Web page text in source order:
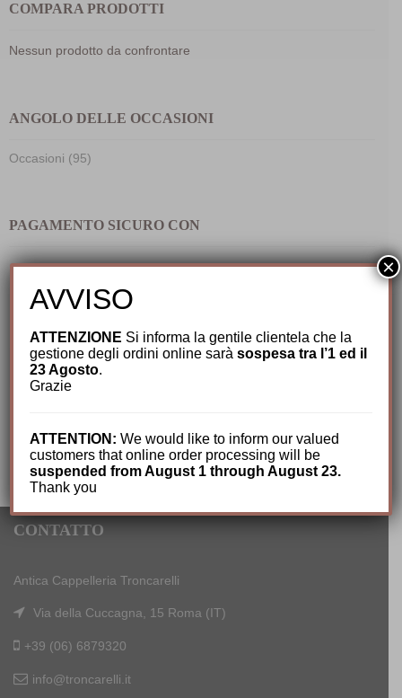
COMPARA PRODOTTI
Nessun prodotto da confrontare
ANGOLO DELLE OCCASIONI
Occasioni (95)
PAGAMENTO SICURO CON
CONTATTO
Antica Cappelleria Troncarelli
Via della Cuccagna, 15 Roma (IT)
+39 (06) 6879320
info@troncarelli.it
AVVISO
ATTENZIONE Si informa la gentile clientela che la
gestione degli ordini online saràsospesa tra l’1 ed il
23 Agosto.
Grazie
ATTENTION: We would like to inform our valued
customers that online order processing will be
suspended from August 1 through August 23.
Thank you
×